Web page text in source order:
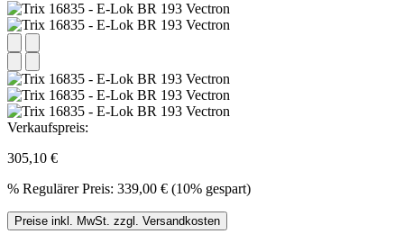
Verkaufspreis:
305,10 €
% Regulärer Preis: 339,00 € (10% gespart)
Preise inkl. MwSt. zzgl. Versandkosten